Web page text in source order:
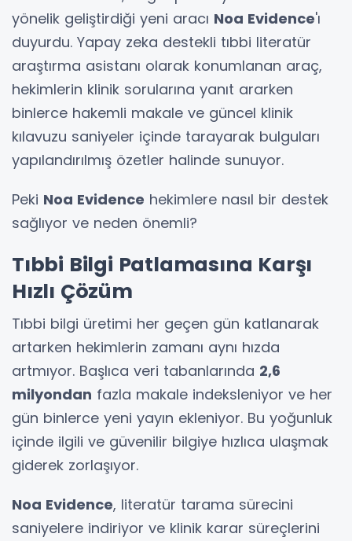
yönelik geliştirdiği yeni aracı Noa Evidence'ı
duyurdu. Yapay zeka destekli tıbbi literatür
araştırma asistanı olarak konumlanan araç,
hekimlerin klinik sorularına yanıt ararken
binlerce hakemli makale ve güncel klinik
kılavuzu saniyeler içinde tarayarak bulguları
yapılandırılmış özetler halinde sunuyor.
Peki Noa Evidence hekimlere nasıl bir destek
sağlıyor ve neden önemli?
Tıbbi Bilgi Patlamasına Karşı
Hızlı Çözüm
Tıbbi bilgi üretimi her geçen gün katlanarak
artarken hekimlerin zamanı aynı hızda
artmıyor. Başlıca veri tabanlarında 2,6
milyondan fazla makale indeksleniyor ve her
gün binlerce yeni yayın ekleniyor. Bu yoğunluk
içinde ilgili ve güvenilir bilgiye hızlıca ulaşmak
giderek zorlaşıyor.
Noa Evidence, literatür tarama sürecini
saniyelere indiriyor ve klinik karar süreçlerini